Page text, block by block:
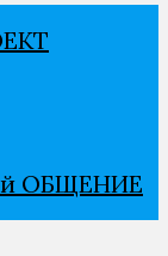
ОБЩЕНИЕ